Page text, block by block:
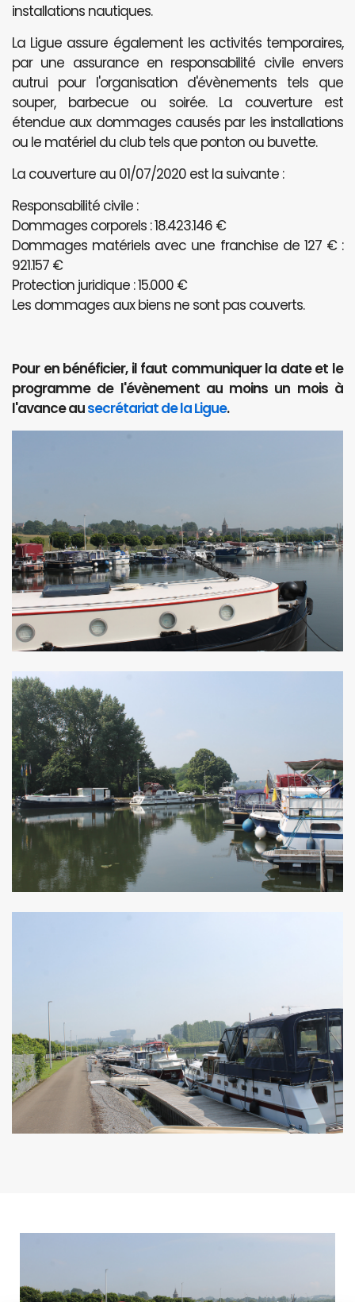
installations nautiques.
La Ligue assure également les activités temporaires,
par une assurance en responsabilité civile envers
autrui pour l'organisation d'évènements tels que
souper, barbecue ou soirée. La couverture est
étendue aux dommages causés par les installations
ou le matériel du club tels que ponton ou buvette.
La couverture au 01/07/2020 est la suivante :
Responsabilité civile :
Dommages corporels : 18.423.146 €
Dommages matériels avec une franchise de 127 € :
921.157 €
Protection juridique : 15.000 €
Les dommages aux biens ne sont pas couverts.
Pour en bénéficier, il faut communiquer la date et le
programme de l'évènement au moins un mois à
l'avance ausecrétariat de la Ligue.